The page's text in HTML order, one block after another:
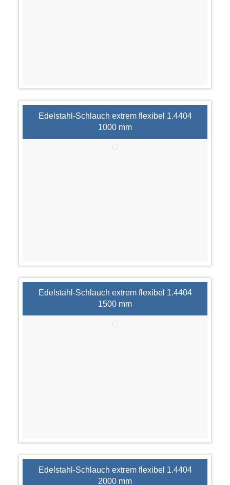
Edelstahl-Schlauch extrem flexibel 1.4404
1000 mm
Edelstahl-Schlauch extrem flexibel 1.4404
1500 mm
Edelstahl-Schlauch extrem flexibel 1.4404
2000 mm